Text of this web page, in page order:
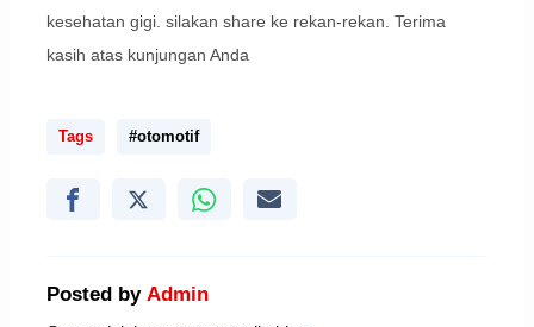
kesehatan gigi. silakan share ke rekan-rekan. Terima
kasih atas kunjungan Anda
Tags #otomotif
Posted by Admin